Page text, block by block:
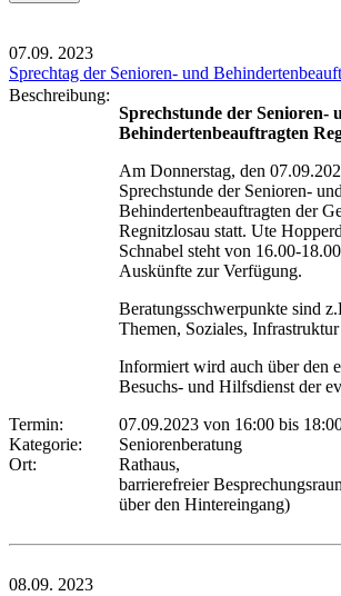
07.09. 2023
Sprechtag der Senioren- und
Beschreibung:
Sprechstunde der Senioren-
Behindertenbeauftragten
Am Donnerstag, den
Sprechstunde der Senioren- und
Behindertenbeauftragten der
Regnitzlosau statt. Ute
Schnabel steht von 16.00-
Auskünfte zur Verfügung.
Beratungsschwerpunkte sind
Themen, Soziales,
Informiert wird auch über den
Besuchs- und Hilfsdienst der
Termin:
07.09.2023 von 16:00 bis
Kategorie:
Seniorenberatung
Ort:
Rathaus,
barrierefreier
über den Hintereingang)
08.09. 2023